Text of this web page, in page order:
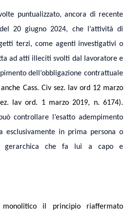
puntualizzato, ancora di recente
20 giugno 2024, che l’attività di
terzi, come agenti investigativi o
ad atti illeciti svolti dal lavoratore e
dell’obbligazione contrattuale
Cass. Civ sez. lav ord 12 marzo
lav ord. 1 marzo2019, n. 6174).
controllare l’esatto adempimento
esclusivamente in prima persona o
gerarchica che fa lui a capo e
il principio riaffermato